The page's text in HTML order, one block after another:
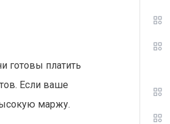
готовы платить
Если ваше
маржу.